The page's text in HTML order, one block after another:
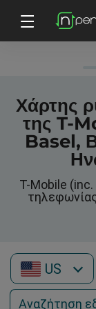
Χάρτης
της T-
Basel,
T-Mobile
US